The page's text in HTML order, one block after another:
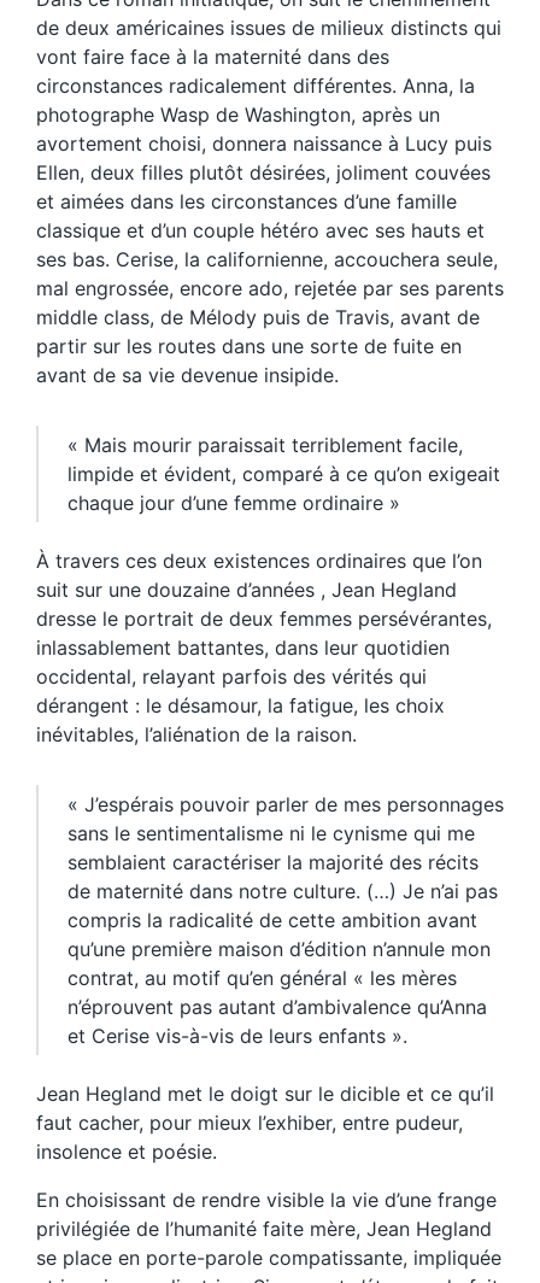
de deux américaines issues de milieux distincts qui
vont faire face à la maternité dans des
circonstances radicalement différentes. Anna, la
photographe Wasp de Washington, après un
avortement choisi, donnera naissance à Lucy puis
Ellen, deux filles plutôt désirées, joliment couvées
et aimées dans les circonstances d’une famille
classique et d’un couple hétéro avec ses hauts et
ses bas. Cerise, la californienne, accouchera seule,
mal engrossée, encore ado, rejetée par ses parents
middle class, de Mélody puis de Travis, avant de
partir sur les routes dans une sorte de fuite en
avant de sa vie devenue insipide.
« Mais mourir paraissait terriblement facile,
limpide et évident, comparé à ce qu’on exigeait
chaque jour d’une femme ordinaire »
À travers ces deux existences ordinaires que l’on
suit sur une douzaine d’années , Jean Hegland
dresse le portrait de deux femmes persévérantes,
inlassablement battantes, dans leur quotidien
occidental, relayant parfois des vérités qui
dérangent : le désamour, la fatigue, les choix
inévitables, l’aliénation de la raison.
« J’espérais pouvoir parler de mes personnages
sans le sentimentalisme ni le cynisme qui me
semblaient caractériser la majorité des récits
de maternité dans notre culture. (…) Je n’ai pas
compris la radicalité de cette ambition avant
qu’une première maison d’édition n’annule mon
contrat, au motif qu’en général « les mères
n’éprouvent pas autant d’ambivalence qu’Anna
et Cerise vis-à-vis de leurs enfants ».
Jean Hegland met le doigt sur le dicible et ce qu’il
faut cacher, pour mieux l’exhiber, entre pudeur,
insolence et poésie.
En choisissant de rendre visible la vie d’une frange
privilégiée de l’humanité faite mère, Jean Hegland
se place en porte-parole compatissante, impliquée